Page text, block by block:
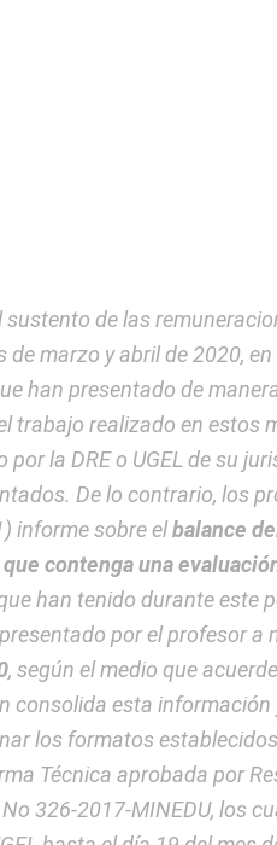
de las
de marzo y abril de 2020,
han presentado de
trabajo realizado en estos
la DRE o UGEL de su
De lo contrario, los
informe sobre elbalance
contenga una
han tenido durante este
por el profesor a
, según el medio que
consolida esta información
los formatos
Técnica aprobada por
326-2017-MINEDU, los